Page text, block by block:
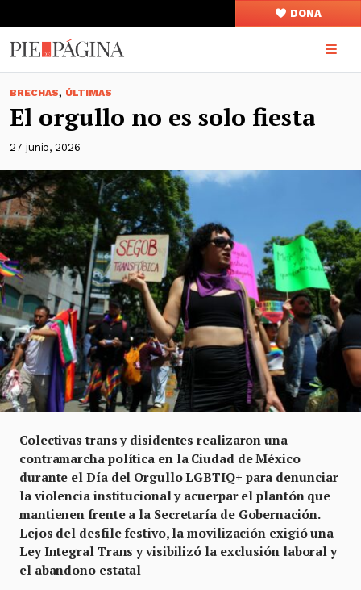
DONA
BRECHAS, ÚLTIMAS
El orgullo no es solo fiesta
27 junio, 2026
Colectivas trans y disidentes realizaron una
contramarcha política en la Ciudad de México
durante el Día del Orgullo LGBTIQ+ para denunciar
la violencia institucional y acuerpar el plantón que
mantienen frente a la Secretaría de Gobernación.
Lejos del desfile festivo, la movilización exigió una
Ley Integral Trans y visibilizó la exclusión laboral y
el abandono estatal